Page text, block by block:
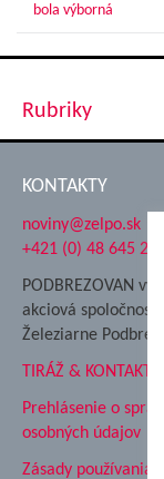
bola výborná
Rubriky
KONTAKTY
noviny@zelpo.sk
+421 (0) 48 645
PODBREZOVAN
akciová spoločnosť
Železiarne
TIRÁŽ & KONTAKT
Prehlásenie o
osobných údajov
Zásady používania